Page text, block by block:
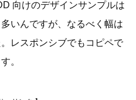
向けのデザインサンプルは
いんですが、なるべく幅は
レスポンシブでもコピペで
。